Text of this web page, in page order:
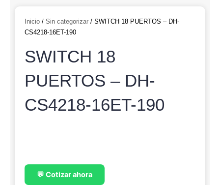
Inicio / Sin categorizar / SWITCH 18 PUERTOS – DH-
CS4218-16ET-190
SWITCH 18
PUERTOS – DH-
CS4218-16ET-190
💬 Cotizar ahora